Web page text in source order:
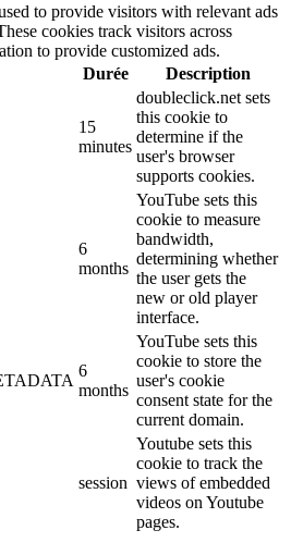
to provide visitors with relevant ads
cookies track visitors across
to provide customized ads.
Durée Description
15
minutes
doubleclick.net sets
this cookie to
determine if the
user's browser
supports cookies.
6
months
YouTube sets this
cookie to measure
bandwidth,
determining whether
the user gets the
new or old player
interface.
6
months
YouTube sets this
cookie to store the
user's cookie
consent state for the
current domain.
session
Youtube sets this
cookie to track the
views of embedded
videos on Youtube
pages.